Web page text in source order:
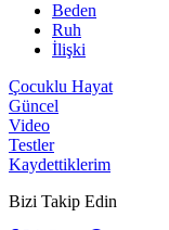
Beden
Ruh
İlişki
Çocuklu Hayat
Güncel
Video
Testler
Kaydettiklerim
Bizi Takip Edin